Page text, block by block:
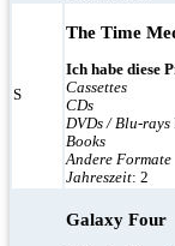
S
The Time
Ich habe diese
Cassettes
CDs
DVDs / Blu-rays
Books
Andere Formate
Jahreszeit: 2
Galaxy Four